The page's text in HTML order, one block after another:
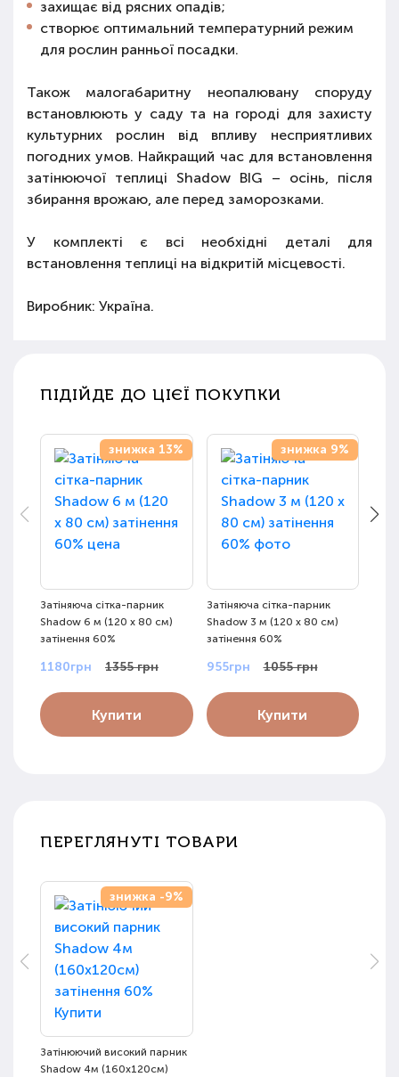
захищає від рясних опадів;
створює оптимальний температурний режим
для рослин ранньої посадки.
Також малогабаритну неопалювану споруду
встановлюють у саду та на городі для захисту
культурних рослин від впливу несприятливих
погодних умов. Найкращий час для встановлення
затінюючої теплиці Shadow BIG – осінь, після
збирання врожаю, але перед заморозками.
У комплекті є всі необхідні деталі для
встановлення теплиці на відкритій місцевості.
Виробник: Україна.
ПІДІЙДЕ ДО ЦІЄЇ ПОКУПКИ
знижка 13%
Затіняюча сітка-парник
Shadow 6 м (120 х 80 см)
затінення 60%
1180грн 1355 грн
Купити
знижка 9%
Затіняюча сітка-парник
Shadow 3 м (120 х 80 см)
затінення 60%
955грн 1055 грн
Купити
ПЕРЕГЛЯНУТІ ТОВАРИ
знижка -9%
Затінюючий високий парник
Shadow 4м (160х120см)